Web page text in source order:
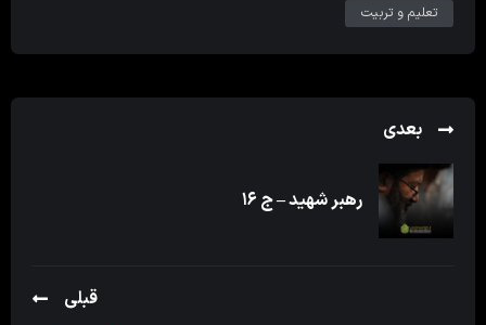
تعلیم و تربیت
بعدی
رهبر شهید – ج ۱۶
قبلی